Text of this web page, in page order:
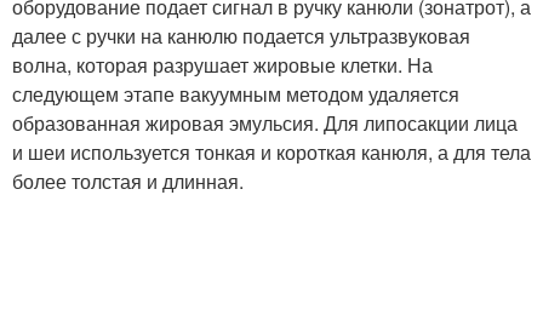
оборудование подает сигнал в ручку канюли (зонатрот), а
далее с ручки на канюлю подается ультразвуковая
волна, которая разрушает жировые клетки. На
следующем этапе вакуумным методом удаляется
образованная жировая эмульсия. Для липосакции лица
и шеи используется тонкая и короткая канюля, а для тела
более толстая и длинная.